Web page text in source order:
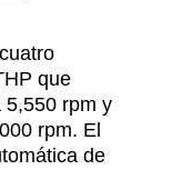
que
5,550 rpm y
rpm. El
de